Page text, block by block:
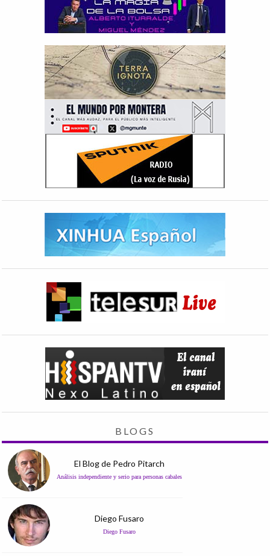
BLOGS
El Blog de Pedro Pitarch
Análisis independiente y serio para personas cabales
Diego Fusaro
Diego Fusaro